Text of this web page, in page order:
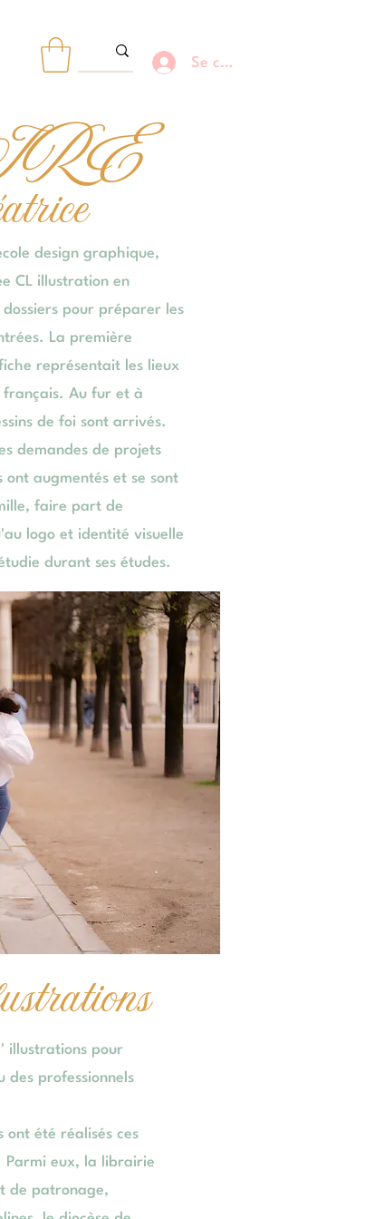
Se connecter
design graphique,
CL illustration en
pour préparer les
La première
représentait les lieux
Au fur et à
de foi sont arrivés.
demandes de projets
ont augmentés et se sont
faire part de
logo et identité visuelle
durant ses études.
illustrations pour
des professionnels
ont été réalisés ces
Parmi eux, la librairie
de patronage,